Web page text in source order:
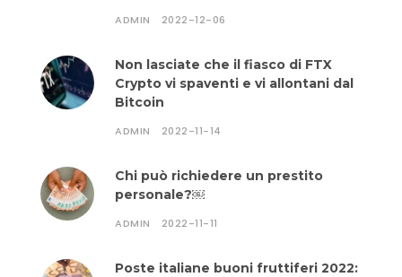
ADMIN 2022-12-06
Non lasciate che il fiasco di FTX
Crypto vi spaventi e vi allontani dal
Bitcoin
ADMIN 2022-11-14
Chi può richiedere un prestito
personale?￼
ADMIN 2022-11-11
Poste italiane buoni fruttiferi 2022: